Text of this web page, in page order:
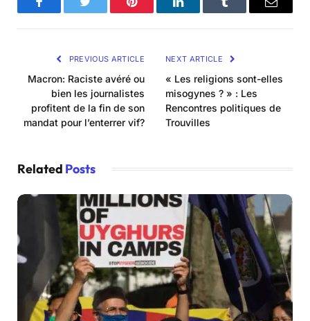
FacebookTwitter Pinterest LinkedInTumblr Email
PREVIOUS ARTICLE
Macron: Raciste avéré ou
bien les journalistes
profitent de la fin de son
mandat pour l’enterrer vif?
NEXT ARTICLE
« Les religions sont-elles
misogynes ? » : Les
Rencontres politiques de
Trouvilles
Related Posts